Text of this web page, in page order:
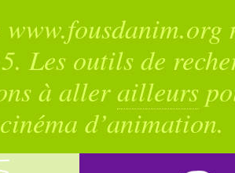
Les outils de
à allerailleurs
d’animation.